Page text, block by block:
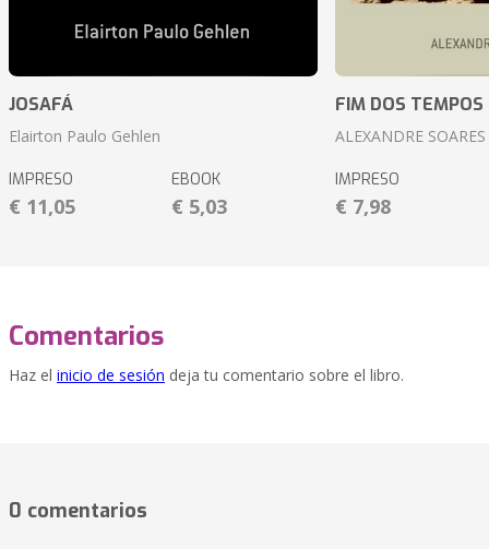
JOSAFÁ
Elairton Paulo Gehlen
IMPRESO
€ 11,05
EBOOK
€ 5,03
FIM DOS TEMPOS
ALEXANDRE SOARES
IMPRESO
€ 7,98
Comentarios
Haz el inicio de sesión deja tu comentario sobre el libro.
0 comentarios